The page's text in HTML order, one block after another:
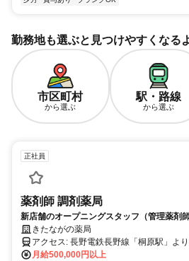
勤務地も選ぶと見つけやすくなる
市区町村
から選ぶ
駅・路線
から選ぶ
正社員
薬剤師 調剤薬局
新店舗のオープニングスタッフ（管理薬剤
きたながの薬局
アクセス: 長野電鉄長野線「桐原駅」より徒歩2分 ・車通勤OK＆バイ
ク通勤OK！ ・駐車場あり！
月給500,000円以上